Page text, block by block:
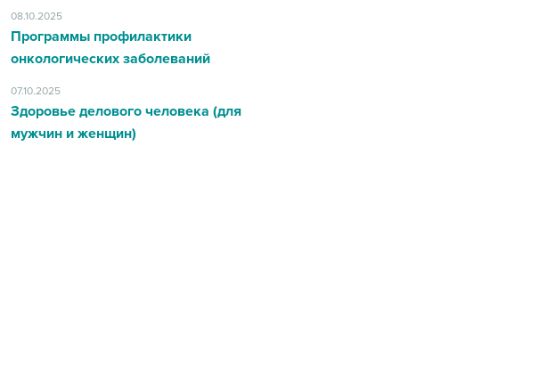
08.10.2025
Программы профилактики
онкологических заболеваний
07.10.2025
Здоровье делового человека (для
мужчин и женщин)